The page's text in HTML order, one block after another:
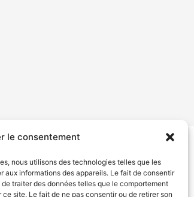
le consentement
nous utilisons des technologies telles que les
informations des appareils. Le fait de consentir
traiter des données telles que le comportement
site. Le fait de ne pas consentir ou de retirer son
Politique de confidentialité